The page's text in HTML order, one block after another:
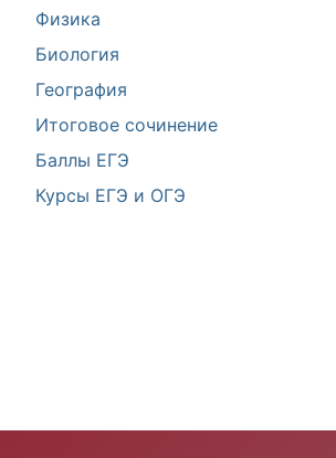
Физика
Биология
География
Итоговое сочинение
Баллы ЕГЭ
Курсы ЕГЭ и ОГЭ